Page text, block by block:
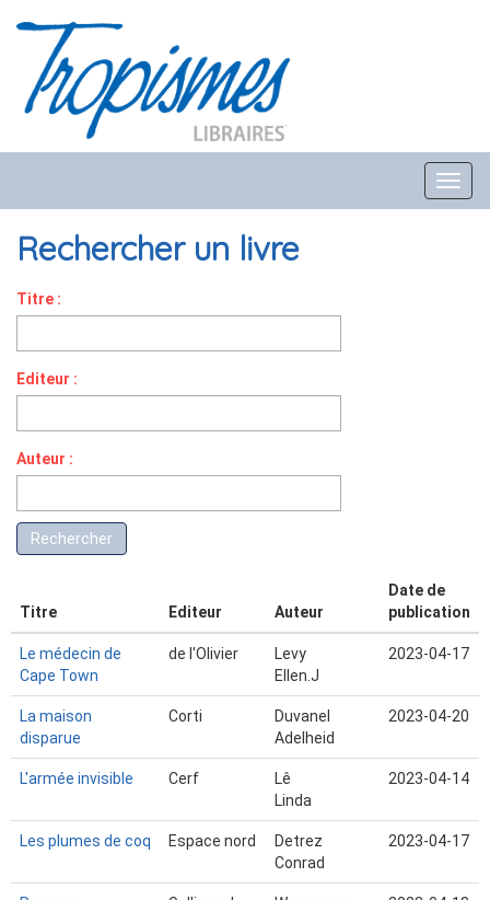
Rechercher un livre
Titre :
Editeur :
Auteur :
Titre Editeur Auteur
Date de
publication
Le médecin de
Cape Town
de l'Olivier
Levy
Ellen.J
2023-04-17
La maison
disparue
Corti
Duvanel
Adelheid
2023-04-20
L'armée invisible Cerf
Lê
Linda
2023-04-14
Les plumes de coq Espace nord
Detrez
Conrad
2023-04-17